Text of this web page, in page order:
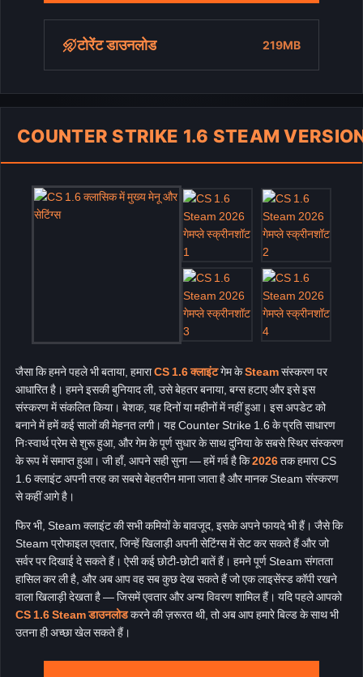
टोरेंट डाउनलोड 219MB
COUNTER STRIKE 1.6 STEAM
जैसा कि हमने पहले भी बताया, हमाराCS 1.6 क्लाइंटगेम केSteamसंस्करण पर
आधारित है। हमने इसकी बुनियाद ली, उसे बेहतर बनाया, बग्स हटाए और इसे इस
संस्करण में संकलित किया। बेशक, यह दिनों या महीनों में नहीं हुआ। इस अपडेट को
बनाने में हमें कई सालों की मेहनत लगी। यह Counter Strike 1.6 के प्रति साधारण
निःस्वार्थ प्रेम से शुरू हुआ, और गेम के पूर्ण सुधार के साथ दुनिया के सबसे स्थिर संस्करण
के रूप में समाप्त हुआ। जी हाँ, आपने सही सुना — हमें गर्व है कि2026तक हमारा CS
1.6 क्लाइंट अपनी तरह का सबसे बेहतरीन माना जाता है और मानक Steam संस्करण
से कहीं आगे है।
फिर भी, Steam क्लाइंट की सभी कमियों के बावजूद, इसके अपने फायदे भी हैं। जैसे कि
Steam प्रोफाइल एवतार, जिन्हें खिलाड़ी अपनी सेटिंग्स में सेट कर सकते हैं और जो
सर्वर पर दिखाई दे सकते हैं। ऐसी कई छोटी-छोटी बातें हैं। हमने पूर्ण Steam संगतता
हासिल कर ली है, और अब आप वह सब कुछ देख सकते हैं जो एक लाइसेंस्ड कॉपी रखने
वाला खिलाड़ी देखता है — जिसमें एवतार और अन्य विवरण शामिल हैं। यदि पहले आपको
CS 1.6 Steam डाउनलोडकरने की ज़रूरत थी, तो अब आप हमारे बिल्ड के साथ भी
उतना ही अच्छा खेल सकते हैं।